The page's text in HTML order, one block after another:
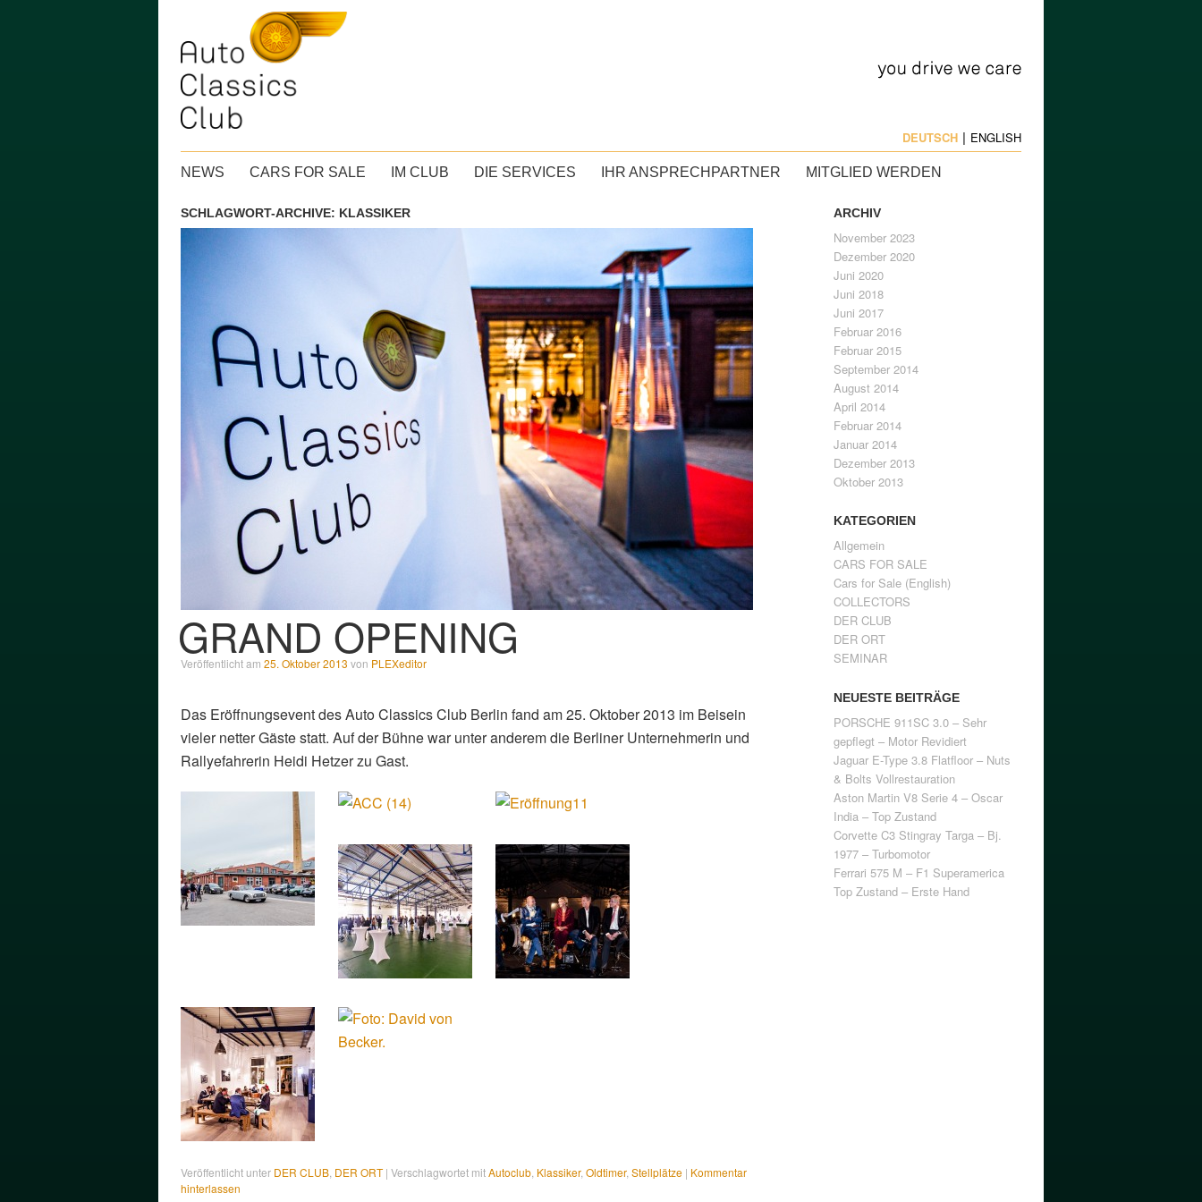
Hauptmenü
ZUM INHALT WECHSELN
NEWS CARS FOR SALE IM CLUB DIE SERVICES IHR ANSPRECHPARTNER MITGLIED WERDEN
DEUTSCH ENGLISH
SCHLAGWORT-ARCHIVE: KLASSIKER
GRAND OPENING
Veröffentlicht am 25. Oktober 2013 von PLEXeditor
Das Eröffnungsevent des Auto Classics Club Berlin fand am 25. Oktober 2013 im Beisein
vieler netter Gäste statt. Auf der Bühne war unter anderem die Berliner Unternehmerin und
Rallyefahrerin Heidi Hetzer zu Gast.
Veröffentlicht unter DER CLUB DER ORT | Verschlagwortet mitAutoclub Klassiker, Oldtimer, Stellplätze | Kommentar
hinterlassen
ARCHIV
November 2023
Dezember 2020
Juni 2020
Juni 2018
Juni 2017
Februar 2016
Februar 2015
September 2014
August 2014
April 2014
Februar 2014
Januar 2014
Dezember 2013
Oktober 2013
KATEGORIEN
Allgemein
CARS FOR SALE
Cars for Sale (English)
COLLECTORS
DER CLUB
DER ORT
SEMINAR
NEUESTE BEITRÄGE
PORSCHE 911SC 3.0 – Sehr
gepflegt – Motor Revidiert
Jaguar E-Type 3.8 Flatfloor – Nuts
& Bolts Vollrestauration
Aston Martin V8 Serie 4 – Oscar
India – Top Zustand
Corvette C3 Stingray Targa – Bj.
1977 – Turbomotor
Ferrari 575 M – F1 Superamerica
Top Zustand – Erste Hand